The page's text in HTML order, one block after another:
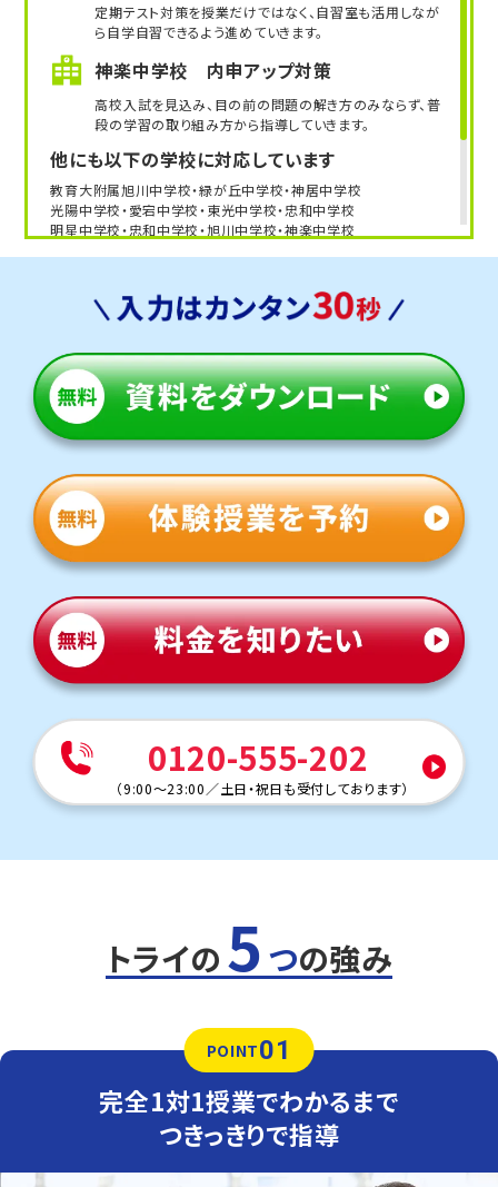
定期テスト対策を授業だけではなく、自習室も活用しなが
ら自学自習できるよう進めていきます。
神楽中学校 内申アップ対策
高校入試を見込み、目の前の問題の解き方のみならず、普
段の学習の取り組み方から指導していきます。
他にも以下の学校に対応しています
教育大附属旭川中学校・緑が丘中学校・神居中学校
光陽中学校・愛宕中学校・東光中学校・忠和中学校
明星中学校・忠和中学校・旭川中学校・神楽中学校
東神楽中学校・美瑛中学校・当麻中学校
0120-555-202
（9:00～23:00 ／土日・祝日も受付しております）
トライの 5 つの強み
POINT01
完全1対1授業でわかるまで
つきっきりで指導